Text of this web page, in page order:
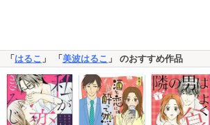
「 はるこ 」 「 美波はるこ 」 のおすすめ作品